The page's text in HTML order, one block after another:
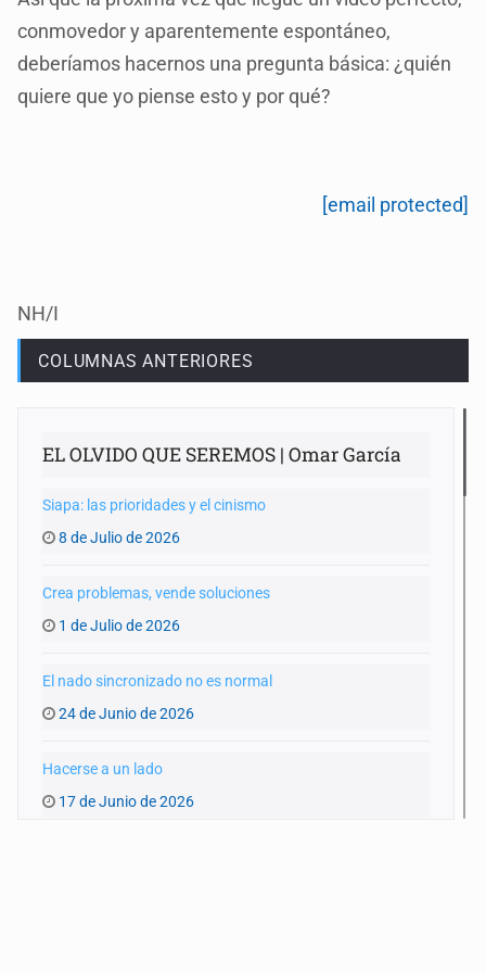
conmovedor y aparentemente espontáneo,
deberíamos hacernos una pregunta básica: ¿quién
quiere que yo piense esto y por qué?
[email protected]
NH/I
COLUMNAS ANTERIORES
EL OLVIDO QUE SEREMOS | Omar García
Siapa: las prioridades y el cinismo
8 de Julio de 2026
Crea problemas, vende soluciones
1 de Julio de 2026
El nado sincronizado no es normal
24 de Junio de 2026
Hacerse a un lado
17 de Junio de 2026